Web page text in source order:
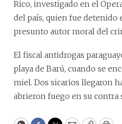
Rico, investigado en el
del país, quien fue detenido
presunto autor moral del
El fiscal antidrogas
playa de Barú, cuando se
miel. Dos sicarios llegaron
abrieron fuego en su contra